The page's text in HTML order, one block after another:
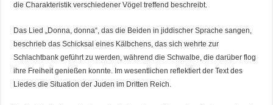
die Charakteristik verschiedener Vögel treffend beschreibt.
Das Lied „Donna, donna“, das die Beiden in jiddischer Sprache sangen,
beschrieb das Schicksal eines Kälbchens, das sich wehrte zur
Schlachtbank geführt zu werden, während die Schwalbe, die darüber flog
ihre Freiheit genießen konnte. Im wesentlichen reflektiert der Text des
Liedes die Situation der Juden im Dritten Reich.